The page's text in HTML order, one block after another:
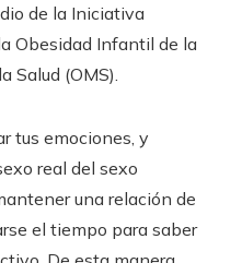
de la Iniciativa
Obesidad Infantil de la
Salud (OMS).
tus emociones, y
real del sexo
una relación de
el tiempo para saber